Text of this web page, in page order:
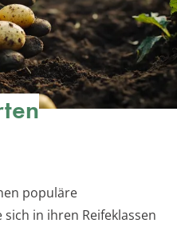
populäre
in ihren Reifeklassen